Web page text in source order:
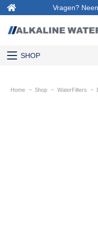
Vragen?
SHOP
Home ~ Shop ~ WaterFilters ~